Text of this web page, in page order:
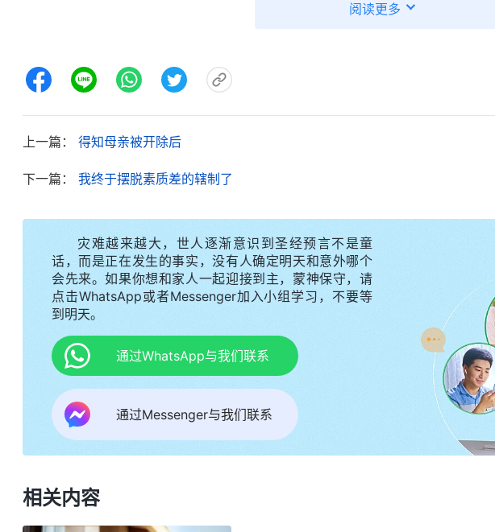
样做，那样做不是你，现在什么也不做、什么也不想，就活在自卑之下的
在人的心里主导着人的思想，一方面压制着正常人该尽的义务与该有的正
人看事、做人做事的方式方法、方向目标。
后看到弟兄姊妹聚会交通单纯敞开我也释放了一些，浇灌新人时也能把
处，但当遇到那些性格外向、素质好、表达能力好的人时我的自卑情绪就
到王璐表达能力好、交通真理比我透亮，我就觉得自己不如王璐，即使看
哑巴、局外人一样，该交通的也不敢张口交通，虽然嘴长在自己身上但
我机会操练浇灌新人，是让我和姊妹配搭交通神的话解决新人的情形难处
通的都交通不出来，连自己的本分都尽不上，这不成废物了吗？认识到这
负面情绪里肯定会影响尽本分，对自己的生命进入也是极大的亏损。我
中感觉很压抑，愿你带领我能摆脱负面情绪，能尽上自己的功用。”
后来我就琢磨，为什么我一遇到素质好的姊妹就不敢交通了呢？一天
我发来一段神的话。全能神说：“家庭中的长辈常说‘人活脸面，树活皮’
有面子，别做丢脸现眼的事。那这句话对人来说，它是一种正面的引导
理？能不能带你明白真理？（不能。）很肯定地说，‘不能！’你看，神
的悔改，然后按神的话去做。那人要做诚实人的时候，跟‘人活脸面，树活
阅读更多
上一篇： 得知母亲被开除后
下一篇： 我终于摆脱素质差的辖制了
灾难越来越大，世人逐渐意识到圣经预言不是童
话，而是正在发生的事实，没有人确定明天和意外哪个
会先来。如果你想和家人一起迎接到主，蒙神保守，请
点击WhatsApp或者Messenger加入小组学习，不要等
到明天。
通过WhatsApp与我们联系
通过Messenger与我们联系
相关内容